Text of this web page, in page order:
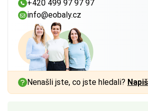
+420 499 97 97 97
info@eobaly.cz
Nenašli jste, co jste hledali?